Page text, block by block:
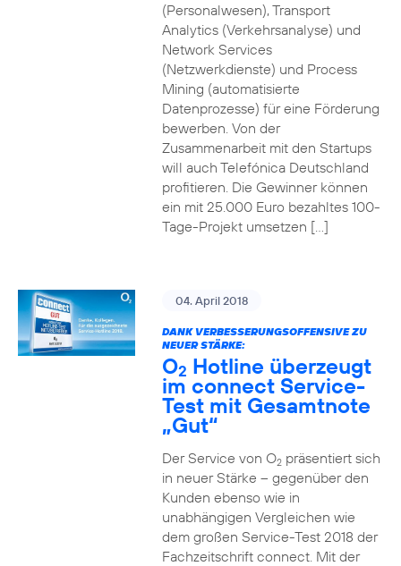
(Personalwesen), Transport
Analytics (Verkehrsanalyse) und
Network Services
(Netzwerkdienste) und Process
Mining (automatisierte
Datenprozesse) für eine Förderung
bewerben. Von der
Zusammenarbeit mit den Startups
will auch Telefónica Deutschland
profitieren. Die Gewinner können
ein mit 25.000 Euro bezahltes 100-
Tage-Projekt umsetzen […]
04. April 2018
DANK VERBESSERUNGSOFFENSIVE ZU
NEUER STÄRKE:
O2 Hotline überzeugt
im connect Service-
Test mit Gesamtnote
„Gut“
Der Service von O2präsentiert sich
in neuer Stärke – gegenüber den
Kunden ebenso wie in
unabhängigen Vergleichen wie
dem großen Service-Test 2018 der
Fachzeitschrift connect. Mit der